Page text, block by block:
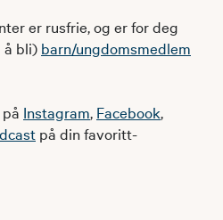
er rusfrie, og er for deg
å bli) barn/ungdomsmedlem
på Instagram, Facebook,
på din favoritt-